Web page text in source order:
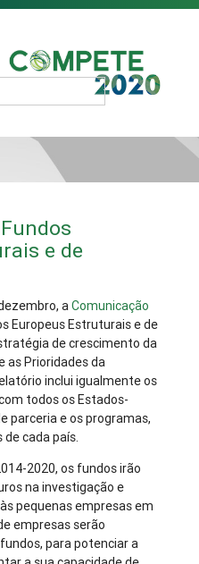
e de
aComunicação
Europeus Estruturais e de
de crescimento da
as Prioridades da
inclui igualmente os
todos os Estados-
parceria e os programas,
cada país.
2020, os fundos irão
na investigação e
pequenas empresas em
empresas serão
para potenciar a